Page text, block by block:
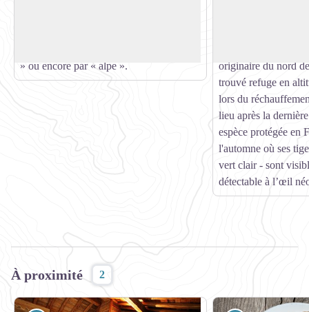
» ou encore par « alpe ».
originaire du nord
trouvé refuge en
lors du
lieu après la
espèce protégée en
l'automne où ses
vert clair - sont
détectable à l’œil
À proximité 2